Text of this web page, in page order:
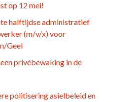
op 12 mei!
halftijdse administratief
(m/v/x) voor
Geel
privébewaking in de
politisering asielbeleid en